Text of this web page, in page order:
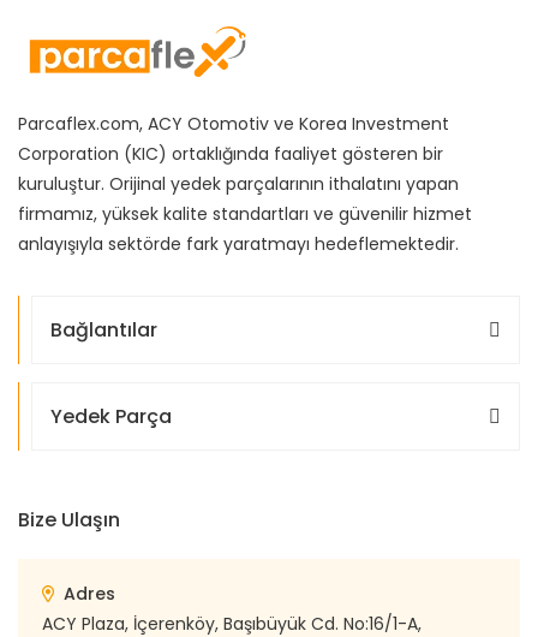
Parcaflex.com, ACY Otomotiv ve Korea Investment
Corporation (KIC) ortaklığında faaliyet gösteren bir
kuruluştur. Orijinal yedek parçalarının ithalatını yapan
firmamız, yüksek kalite standartları ve güvenilir hizmet
anlayışıyla sektörde fark yaratmayı hedeflemektedir.
Bağlantılar
Yedek Parça
Bize Ulaşın
Adres
ACY Plaza, İçerenköy, Başıbüyük Cd. No:16/1-A,